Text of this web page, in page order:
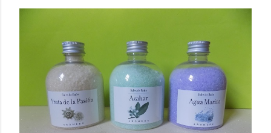
o